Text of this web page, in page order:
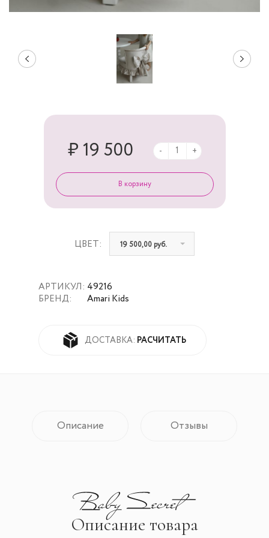
АРТИКУЛ:
БРЕНД:
49216
Amari Kids
ДОСТАВКА: РАСЧИТАТЬ
ЦВЕТ: 19 500,00 руб.
₽ 19 500 - +
Описание Отзывы
Описание товара